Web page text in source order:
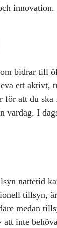
innovation.
bidrar till
ett aktivt,
för att du
vardag. I
nattetid
tillsyn,
medan
inte